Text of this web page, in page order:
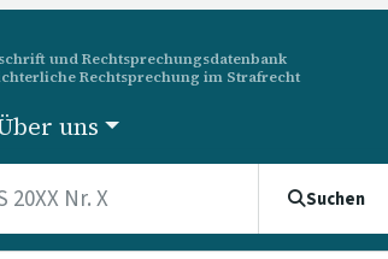
und Rechtsprechungsdatenbank
Rechtsprechung im Strafrecht
uns
Suchen